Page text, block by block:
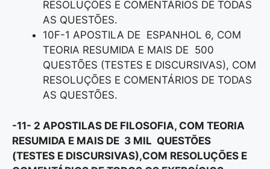
RESOLUÇÕES E COMENTÁRIOS DE TODAS
AS QUESTÕES.
10F-1 APOSTILA DE ESPANHOL 6, COM
TEORIA RESUMIDA E MAIS DE 500
QUESTÕES (TESTES E DISCURSIVAS), COM
RESOLUÇÕES E COMENTÁRIOS DE TODAS
AS QUESTÕES.
-11- 2 APOSTILAS DE FILOSOFIA, COM TEORIA
RESUMIDA E MAIS DE 3 MIL QUESTÕES
(TESTES E DISCURSIVAS),COM RESOLUÇÕES E